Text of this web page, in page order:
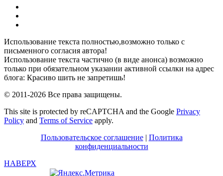
Использование текста полностью,возможно только с
письменного согласия автора!
Использование текста частично (в виде анонса) возможно
только при обязательном указании активной ссылки на адрес
блога: Красиво шить не запретишь!
© 2011-2026 Все права защищены.
This site is protected by reCAPTCHA and the Google Privacy
Policy and Terms of Service apply.
Пользовательское соглашение| Политика
конфиденциальности
НАВЕРХ